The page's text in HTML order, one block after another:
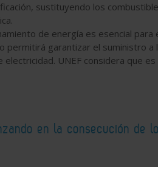
sustituyendo los
de energía es esencial
permitirá garantizar el suministro
electricidad. UNEF considera que
en la consecución de